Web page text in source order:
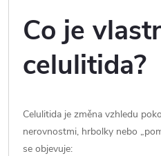
Co je
celulitida?
Celulitida je změna vzhledu
nerovnostmi, hrbolky nebo
se objevuje: